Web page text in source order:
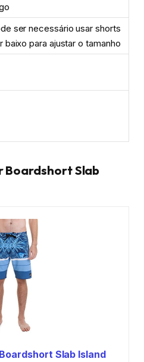
ser necessário usar shorts
baixo para ajustar o tamanho
Boardshort Slab
Slab Island